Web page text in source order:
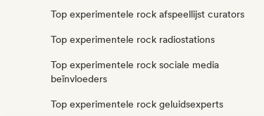
Top experimentele rock afspeellijst curators
Top experimentele rock radiostations
Top experimentele rock sociale media
beïnvloeders
Top experimentele rock geluidsexperts